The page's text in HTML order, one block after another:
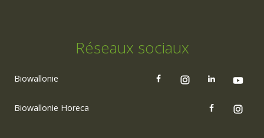
Réseaux sociaux
Biowallonie
Biowallonie Horeca